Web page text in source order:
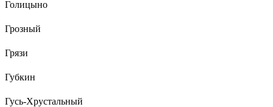
Голицыно
Грозный
Грязи
Губкин
Гусь-Хрустальный